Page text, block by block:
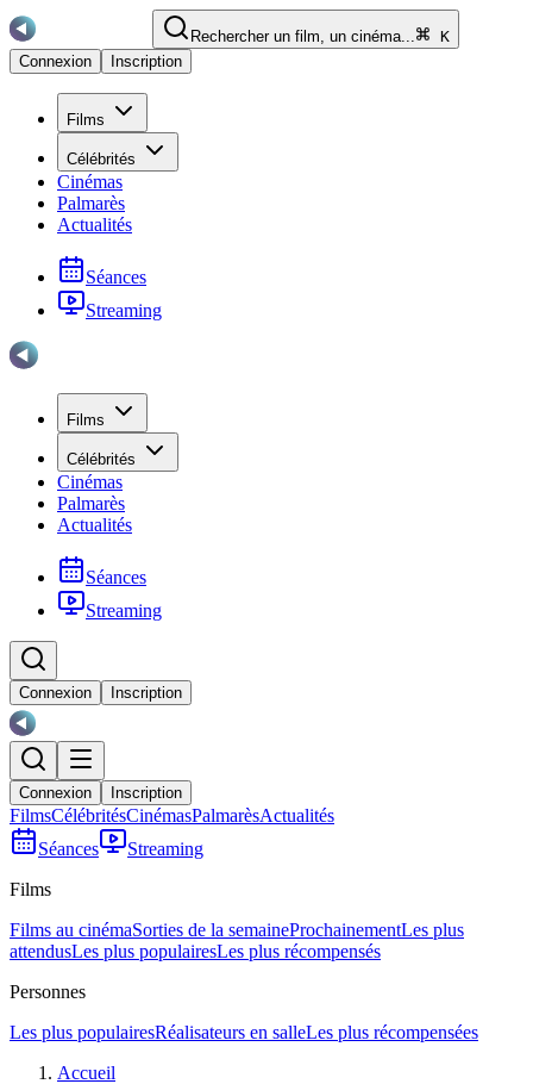
Rechercher un film, un cinéma...
K
Connexion
Inscription
Films
Célébrités
Cinémas
Palmarès
Actualités
Séances
Streaming
Films
Célébrités
Cinémas
Palmarès
Actualités
Séances
Streaming
Connexion Inscription
Connexion Inscription
FilmsCélébritésCinémasPalmarèsActualités
Séances
Streaming
Films
Films au cinémaSorties de la semaineProchainementLes plus
attendusLes plus populairesLes plus récompensés
Personnes
Les plus populairesRéalisateurs en salleLes plus récompensées
Accueil